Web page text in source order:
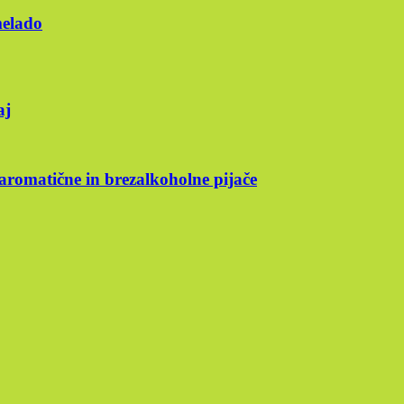
in brezalkoholne pijače